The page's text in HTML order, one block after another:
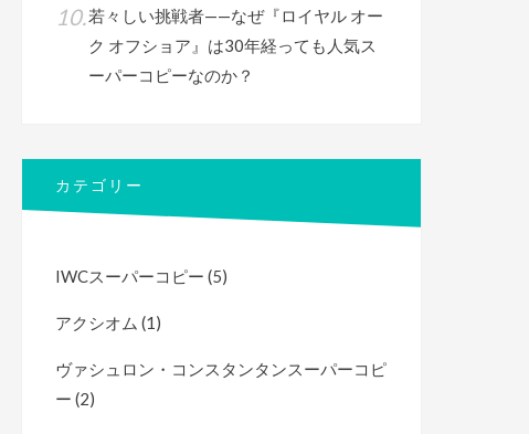
若々しい挑戦者——なぜ『ロイヤル オー
ク オフショア』は30年経っても人気ス
ーパーコピーなのか？
カテゴリー
IWCスーパーコピー (5)
アクシオム (1)
ヴァシュロン・コンスタンタンスーパーコピ
ー (2)